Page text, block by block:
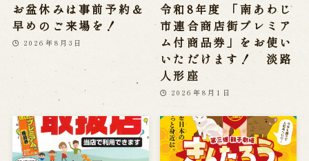
お盆休みは事前予約＆
早めのご来場を！
2026年8月3日
令和8年度 「南あわじ
市連合商店街プレミア
ム付商品券」をお使い
いただけます！ 淡路
人形座
2026年8月1日